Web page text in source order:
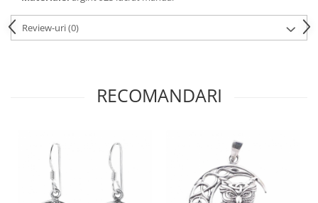
Review-uri(0)
RECOMANDARI